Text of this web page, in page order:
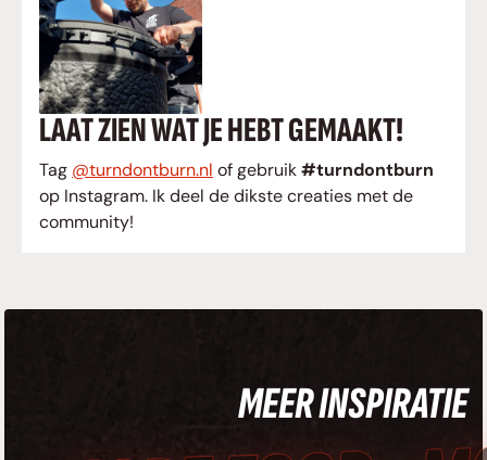
LAAT ZIEN WAT JE HEBT GEMAAKT!
Tag @turndontburn.nl of gebruik#turndontburn
op Instagram. Ik deel de dikste creaties met de
community!
MEER INSPIRATIE